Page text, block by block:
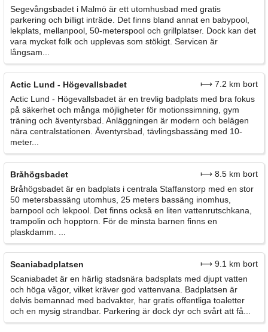
Segevångsbadet i Malmö är ett utomhusbad med gratis
parkering och billigt inträde. Det finns bland annat en babypool,
lekplats, mellanpool, 50-meterspool och grillplatser. Dock kan det
vara mycket folk och upplevas som stökigt. Servicen är
långsam...
Actic Lund - Högevallsbadet
⟼ 7.2 km bort
Actic Lund - Högevallsbadet är en trevlig badplats med bra fokus
på säkerhet och många möjligheter för motionssimning, gym
träning och äventyrsbad. Anläggningen är modern och belägen
nära centralstationen. Äventyrsbad, tävlingsbassäng med 10-
meter...
Bråhögsbadet
⟼ 8.5 km bort
Bråhögsbadet är en badplats i centrala Staffanstorp med en stor
50 metersbassäng utomhus, 25 meters bassäng inomhus,
barnpool och lekpool. Det finns också en liten vattenrutschkana,
trampolin och hopptorn. För de minsta barnen finns en
plaskdamm. ...
Scaniabadplatsen
⟼ 9.1 km bort
Scaniabadet är en härlig stadsnära badsplats med djupt vatten
och höga vågor, vilket kräver god vattenvana. Badplatsen är
delvis bemannad med badvakter, har gratis offentliga toaletter
och en mysig strandbar. Parkering är dock dyr och svårt att få...